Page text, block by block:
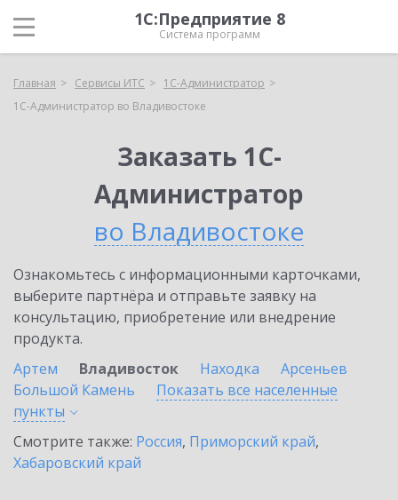
1С:Предприятие 8
Система программ
Главная Сервисы ИТС
1С-Администратор
1С-Администратор во Владивостоке
Заказать 1С-
Администратор
во Владивостоке
Ознакомьтесь с информационными карточками,
выберите партнёра и отправьте заявку на
консультацию, приобретение или внедрение
продукта.
Артем
Владивосток Находка
Арсеньев
Большой Камень
Показать все населенные
пункты
Смотрите также: Россия, Приморский край,
Хабаровский край